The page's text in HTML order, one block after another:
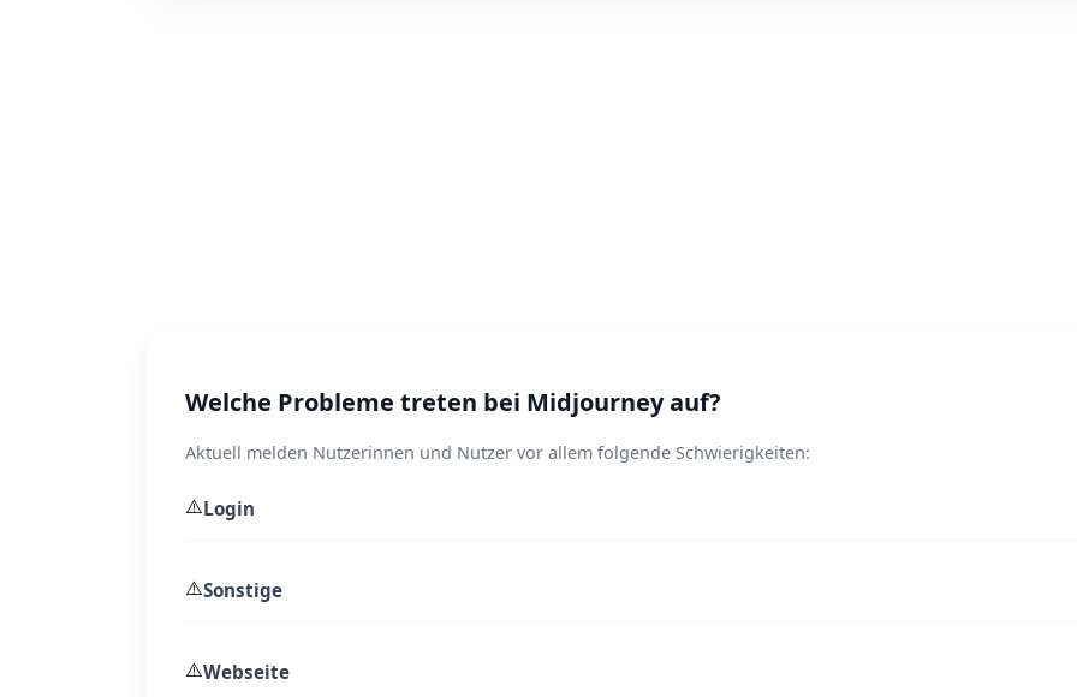
Welche Probleme treten bei Midjourney auf?
Aktuell melden Nutzerinnen und Nutzer vor allem folgende Schwierigkeiten:
⚠️Login
⚠️Sonstige
⚠️Webseite